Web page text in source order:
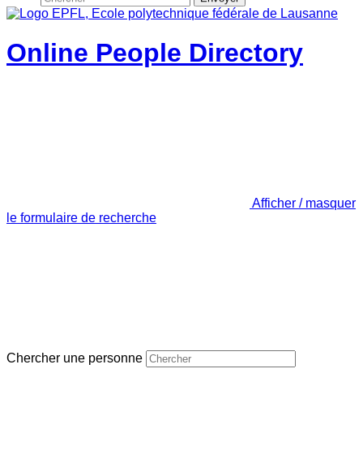
Online People Directory
Afficher / masquer
le formulaire de recherche
Chercher une personne